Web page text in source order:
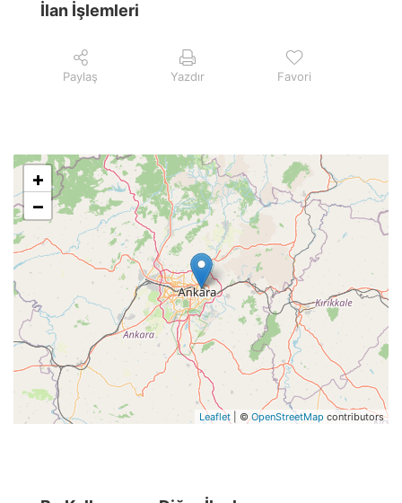
İlan İşlemleri
Paylaş Yazdır Favori
+
−
Leaflet | ©OpenStreetMap contributors